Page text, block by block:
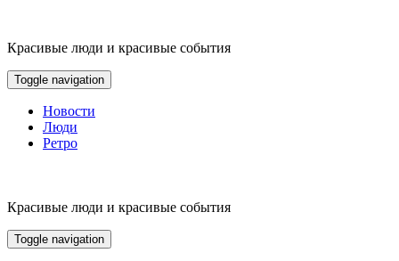
content
Красивые люди и красивые события
Toggle navigation
Новости
Люди
Ретро
Красивые люди и красивые события
Toggle navigation